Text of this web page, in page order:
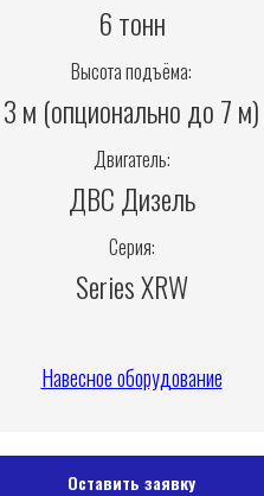
6 тонн
Высота подъёма:
3 м (опционально до 7 м)
Двигатель:
ДВС Дизель
Серия:
Series XRW
Навесное оборудование
Оставить заявку